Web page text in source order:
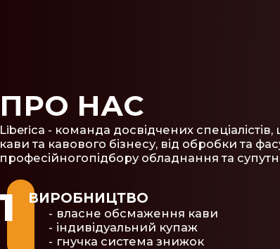
ПРО НАС
Liberica - команда досвідчених
кави та кавового бізнесу, від обробки та
професійногопідбору обладнання та
ВИРОБНИЦТВО
власне обсмаження кави
індивідуальний купаж
гнучка система знижок